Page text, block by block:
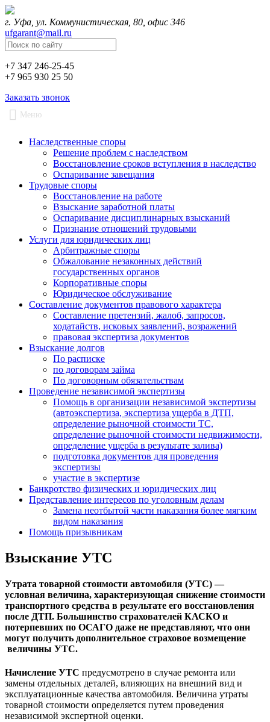
г. Уфа, ул. Коммунистическая, 80, офис 346
ufgarant@mail.ru
+7 347 246-25-45
+7 965 930 25 50
Заказать звонок
Меню
Наследственные споры
Решение проблем с наследством
Восстановление сроков вступления в наследство
Оспаривание завещания
Трудовые споры
Восстановление на работе
Взыскание заработной платы
Оспаривание дисциплинарных взысканий
Признание отношений трудовыми
Услуги для юридических лиц
Арбитражные споры
Обжалование незаконных действий
государственных органов
Корпоративные споры
Юридическое обслуживание
Составление документов правового характера
Составление претензий, жалоб, запросов,
ходатайств, исковых заявлений, возражений
правовая экспертиза документов
Взыскание долгов
По расписке
по договорам займа
По договорным обязательствам
Проведение независимой экспертизы
Помощь в организации независимой экспертизы
(автоэкспертиза, экспертиза ущерба в ДТП,
определение рыночной стоимости ТС,
определение рыночной стоимости недвижимости,
определение ущерба в результате залива)
подготовка документов для проведения
экспертизы
участие в экспертизе
Банкротство физических и юридических лиц
Представление интересов по уголовным делам
Замена неотбытой части наказания более мягким
видом наказания
Помощь призывникам
Взыскание УТС
Утрата товарной стоимости автомобиля (УТС) —
условная величина, характеризующая снижение стоимости
транспортного средства в результате его восстановления
после ДТП. Большинство страхователей КАСКО и
потерпевших по ОСАГО даже не представляют, что они
могут получить дополнительное страховое возмещение
величины УТС.
Начисление УТС предусмотрено в случае ремонта или
замены отдельных деталей, влияющих на внешний вид и
эксплуатационные качества автомобиля. Величина утраты
товарной стоимости определяется путем проведения
независимой экспертной оценки.